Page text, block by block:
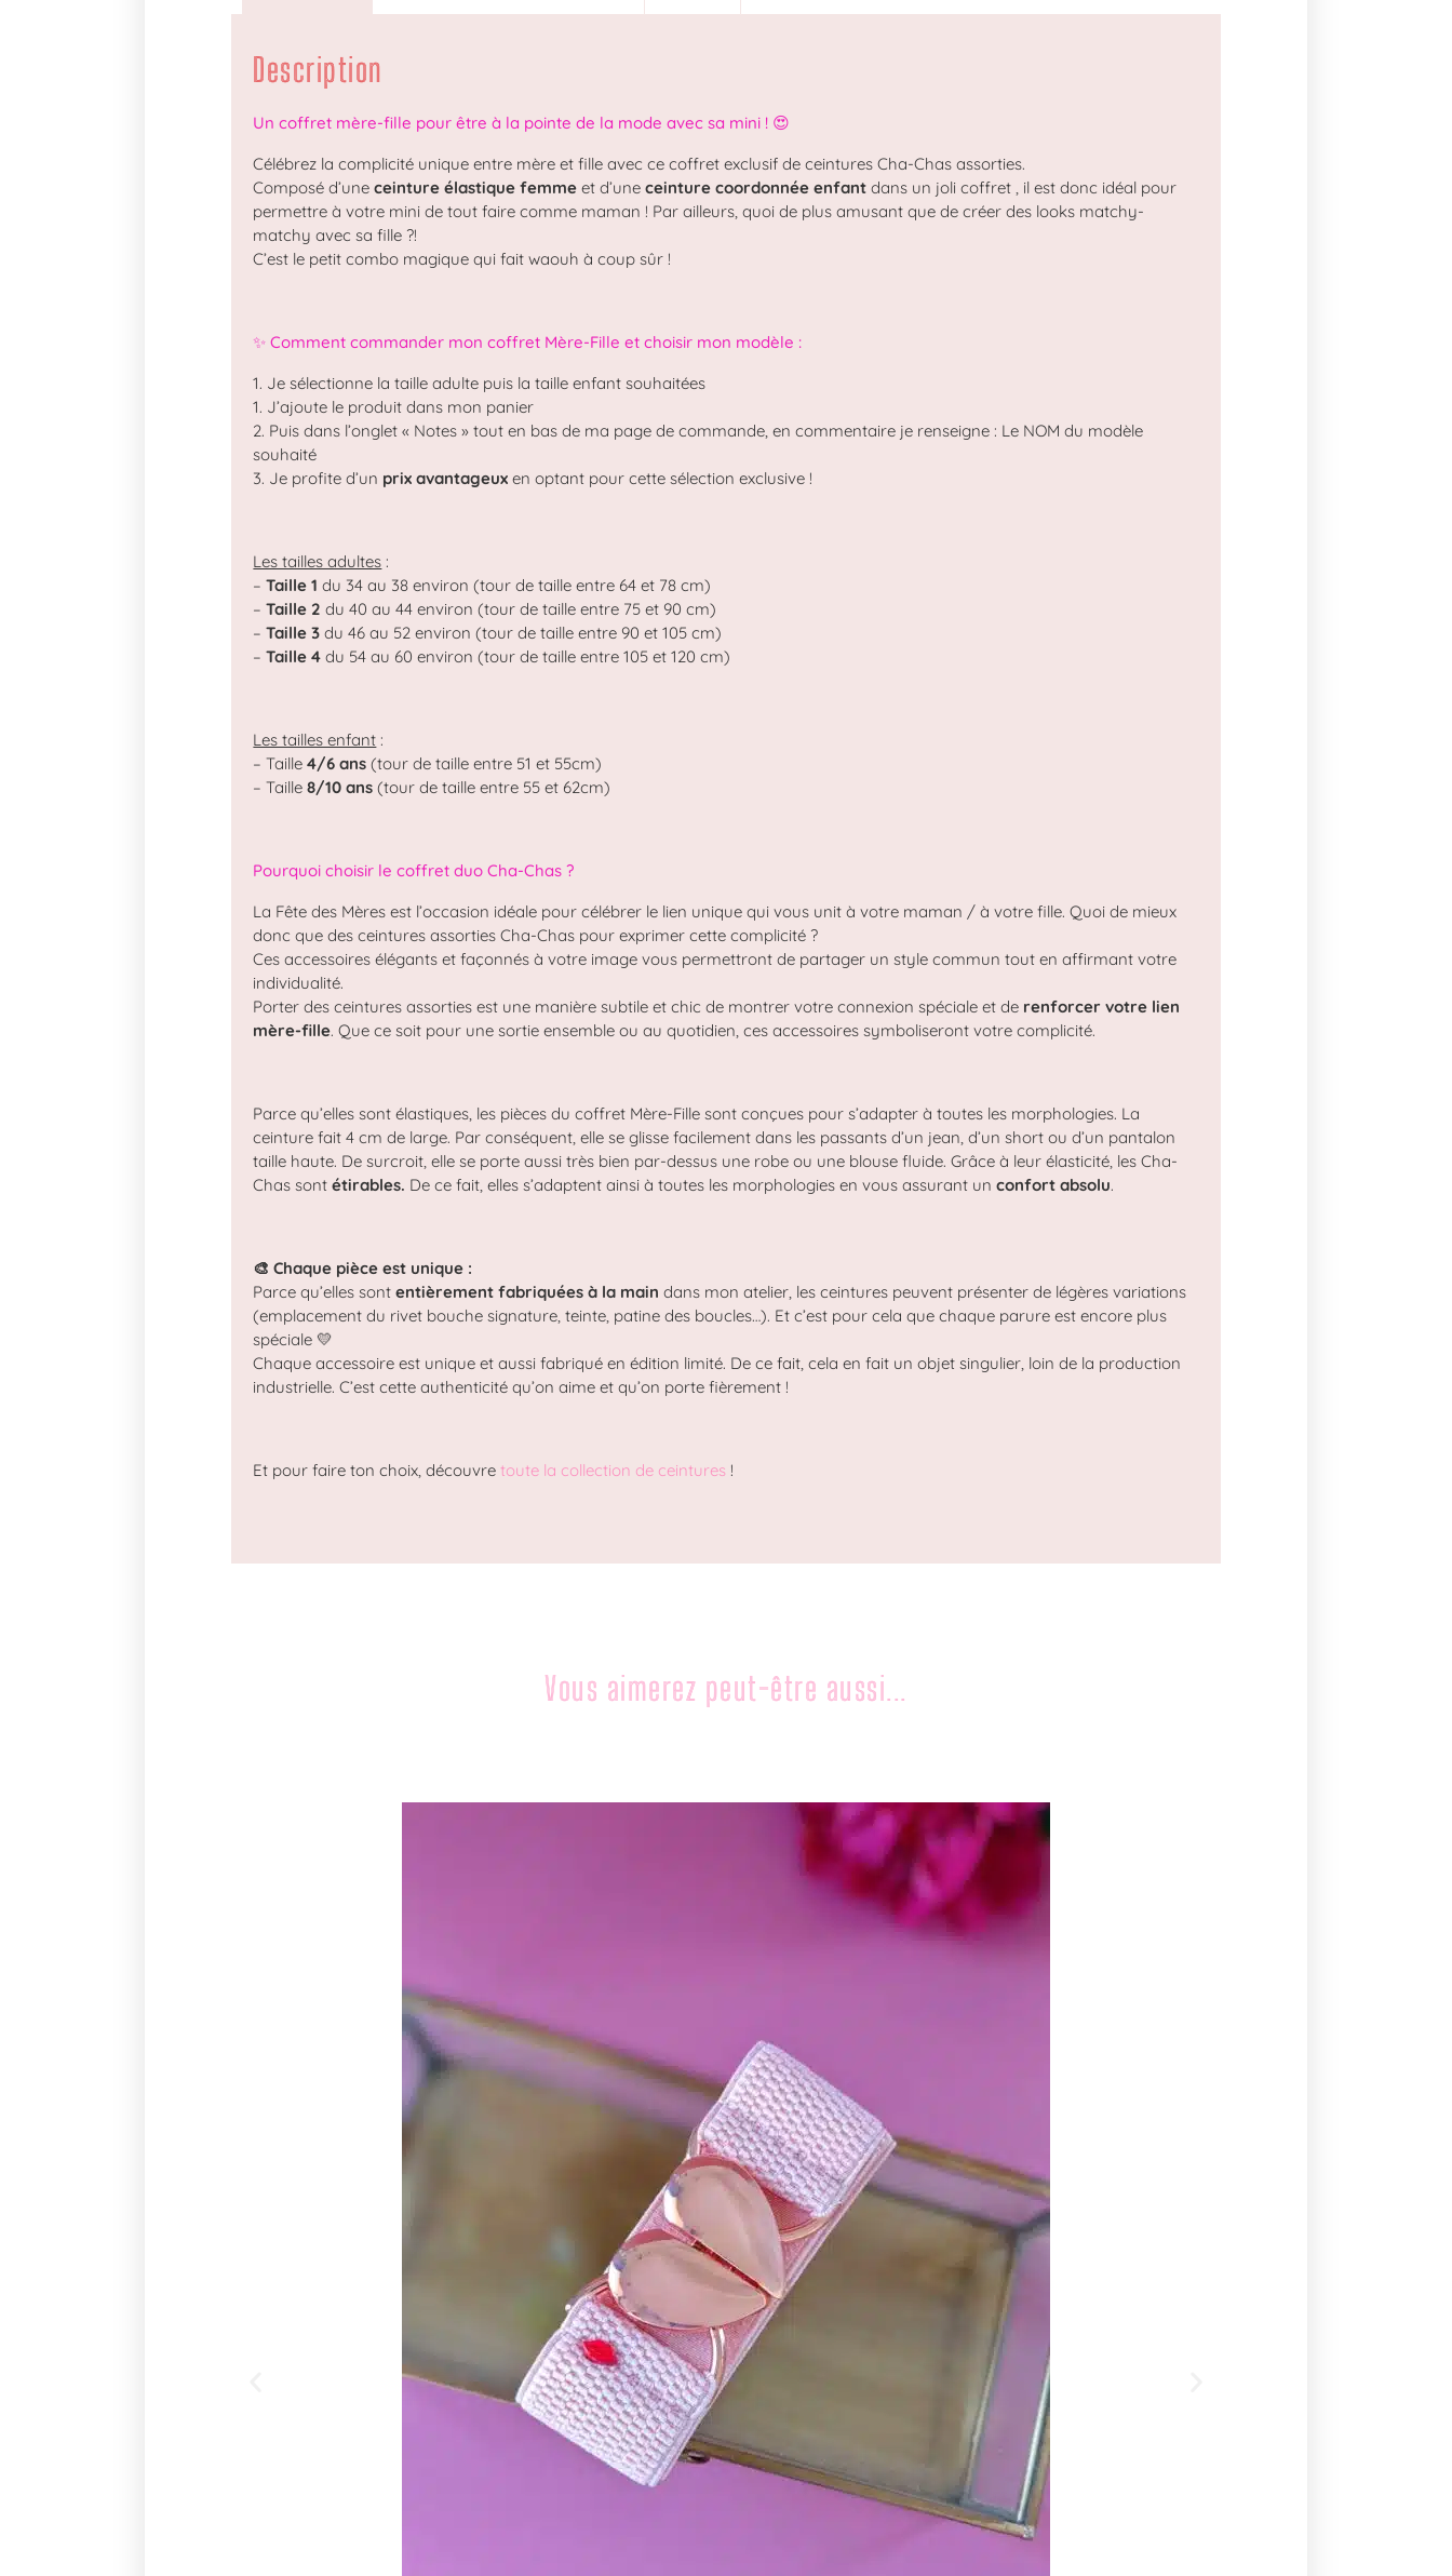
Description
Un coffret mère-fille pour être à la pointe de la mode avec sa mini ! 😍
Célébrez la complicité unique entre mère et fille avec ce coffret exclusif de ceintures Cha-Chas assorties.
Composé d’uneceinture élastique femmeet d’uneceinture coordonnée enfant dans un joli coffret , il est donc idéal pour
permettre à votre mini de tout faire comme maman ! Par ailleurs, quoi de plus amusant que de créer des looks matchy-
matchy avec sa fille ?!
C’est le petit combo magique qui fait waouh à coup sûr !
✨ Comment commander mon coffret Mère-Fille et choisir mon modèle :
1. Je sélectionne la taille adulte puis la taille enfant souhaitées
1. J’ajoute le produit dans mon panier
2. Puis dans l’onglet « Notes » tout en bas de ma page de commande, en commentaire je renseigne : Le NOM du modèle
souhaité
3. Je profite d’un prix avantageux en optant pour cette sélection exclusive !
Les tailles adultes :
–Taille 1 du 34 au 38 environ (tour de taille entre 64 et 78 cm)
–Taille 2 du 40 au 44 environ (tour de taille entre 75 et 90 cm)
–Taille 3 du 46 au 52 environ (tour de taille entre 90 et 105 cm)
–Taille 4 du 54 au 60 environ (tour de taille entre 105 et 120 cm)
Les tailles enfant :
– Taille4/6 ans (tour de taille entre 51 et 55cm)
– Taille 8/10 ans (tour de taille entre 55 et 62cm)
Pourquoi choisir le coffret duo Cha-Chas ?
La Fête des Mères est l’occasion idéale pour célébrer le lien unique qui vous unit à votre maman / à votre fille. Quoi de mieux
donc que des ceintures assorties Cha-Chas pour exprimer cette complicité ?
Ces accessoires élégants et façonnés à votre image vous permettront de partager un style commun tout en affirmant votre
individualité.
Porter des ceintures assorties est une manière subtile et chic de montrer votre connexion spéciale et de renforcer votre lien
mère-fille. Que ce soit pour une sortie ensemble ou au quotidien, ces accessoires symboliseront votre complicité.
Parce qu’elles sont élastiques, les pièces du coffret Mère-Fille sont conçues pour s’adapter à toutes les morphologies. La
ceinture fait 4 cm de large. Par conséquent, elle se glisse facilement dans les passants d’un jean, d’un short ou d’un pantalon
taille haute. De surcroit, elle se porte aussi très bien par-dessus une robe ou une blouse fluide.Grâce à leur élasticité, les Cha-
Chas sontétirables. De ce fait, elles s’adaptent ainsi à toutes les morphologies en vous assurant unconfort absolu.
🎨 Chaque pièce est unique :
Parce qu’elles sontentièrement fabriquées à la main dans mon atelier, les ceintures peuvent présenter de légères variations
(emplacement du rivet bouche signature, teinte, patine des boucles…). Et c’est pour cela que chaque parure est encore plus
spéciale 💛
Chaque accessoire est unique et aussi fabriqué en édition limité. De ce fait, cela en fait un objet singulier, loin de la production
industrielle. C’est cette authenticité qu’on aime et qu’on porte fièrement !
Et pour faire ton choix, découvretoute la collection de ceintures !
Vous aimerez peut-être aussi...